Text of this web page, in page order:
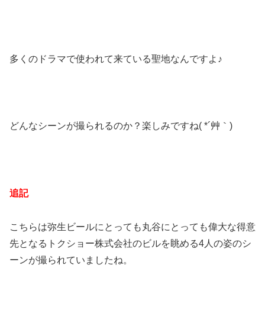
多くのドラマで使われて来ている聖地なんですよ♪
どんなシーンが撮られるのか？楽しみですね( *´艸｀)
追記
こちらは弥生ビールにとっても丸谷にとっても偉大な得意
先となるトクショー株式会社のビルを眺める4人の姿のシ
ーンが撮られていましたね。